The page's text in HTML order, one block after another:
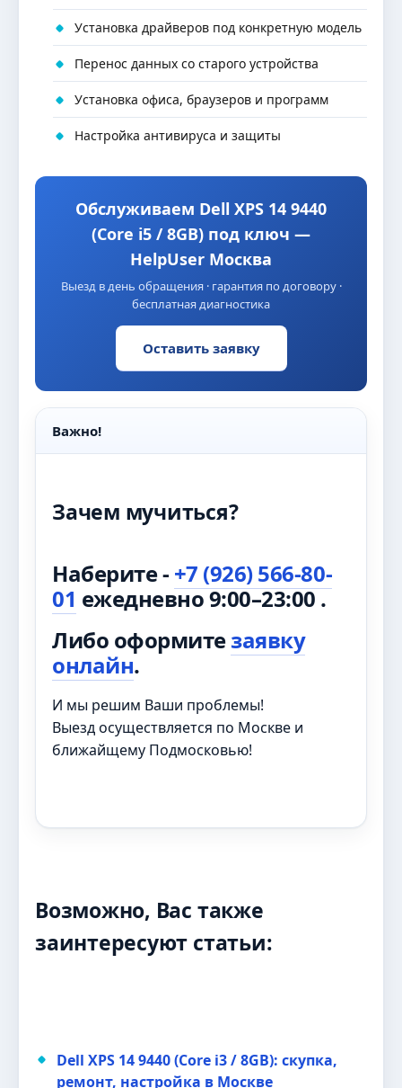
Установка драйверов под конкретную модель
Перенос данных со старого устройства
Установка офиса, браузеров и программ
Настройка антивируса и защиты
Обслуживаем Dell XPS 14 9440
(Core i5 / 8GB) под ключ —
HelpUser Москва
Выезд в день обращения · гарантия по договору ·
бесплатная диагностика
Оставить заявку
Важно!
Зачем мучиться?
Наберите - +7 (926) 566-80-
01 ежедневно 9:00–23:00 .
Либо оформитезаявку
онлайн.
И мы решим Ваши проблемы!
Выезд осуществляется по Москве и
ближайщему Подмосковью!
Возможно, Вас также
заинтересуют статьи:
Dell XPS 14 9440 (Core i3 / 8GB): скупка,
ремонт, настройка в Москве